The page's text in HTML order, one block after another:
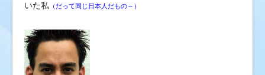
&
能
情
報
いた私 （だって同じ日本人だもの～）